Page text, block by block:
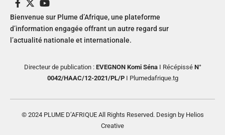
Bienvenue sur Plume d’Afrique, une plateforme
d’information engagée offrant un autre regard sur
l’actualité nationale et internationale.
Directeur de publication : EVEGNON Komi SénaI RécépisséN°
0042/HAAC/12-2021/PL/PI Plumedafrique.tg
© 2024 PLUME D’AFRIQUE All Rights Reserved. Design by Helios
Creative